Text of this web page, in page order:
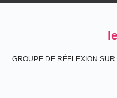
GROUPE DE RÉFLEXION